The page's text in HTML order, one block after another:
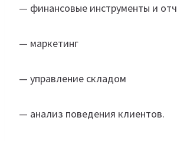
— финансовые инструменты и
— маркетинг
— управление складом
— анализ поведения клиентов.